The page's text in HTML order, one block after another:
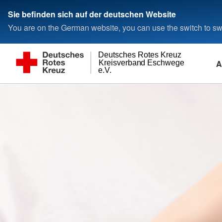
Sie befinden sich auf der deutschen Website
You are on the German website, you can use the switch to
e.V.
Kreisverband Eschwege
Deutsches Rotes Kreuz